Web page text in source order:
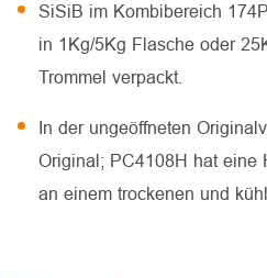
SiSiB im Kombibereich
in 1Kg/5Kg Flasche oder
Trommel verpackt.
In der ungeöffneten
Original; PC4108H hat eine
an einem trockenen und